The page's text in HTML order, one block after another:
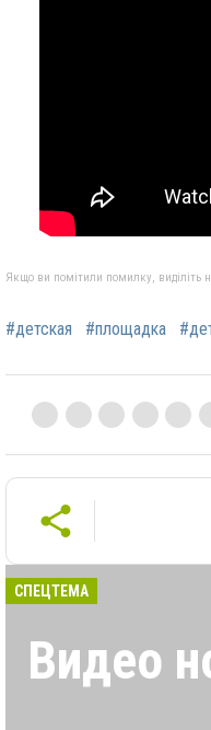
Якщо ви помітили помилку, виділіть
#детская #площадка
СПЕЦТЕМА
Видео